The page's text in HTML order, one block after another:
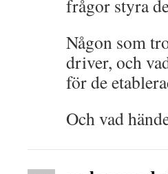
frågor styra
Någon som
driver, och
för de
Och vad